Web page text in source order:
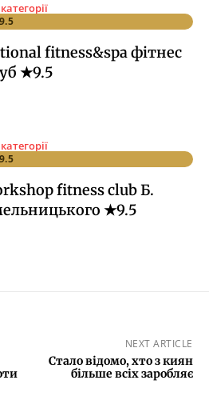
fitness&spa фітнес
★9.5
fitness club Б.
★9.5
NEXT ARTICLE
Стало відомо, хто з киян
більше всіх заробляє